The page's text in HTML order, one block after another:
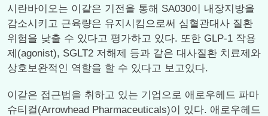
시란바이오는 이같은 기전을 통해 SA030이 내장지방을
감소시키고 근육량은 유지시킴으로써 심혈관대사 질환
위험을 낮출 수 있다고 평가하고 있다. 또한 GLP-1 작용
제(agonist), SGLT2 저해제 등과 같은 대사질환 치료제와
상호보완적인 역할을 할 수 있다고 보고있다.
이같은 접근법을 취하고 있는 기업으로 애로우헤드 파마
슈티컬(Arrowhead Pharmaceuticals)이 있다. 애로우헤드